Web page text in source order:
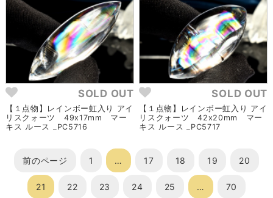
SOLD OUT
【１点物】レインボー虹入り アイ
リスクォーツ 49x17mm マー
キス ルース _PC5716
SOLD OUT
【１点物】レインボー虹入り アイ
リスクォーツ 42x20mm マー
キス ルース _PC5717
前のページ 1 … 17 18 19 20
21 22 23 24 25 … 70